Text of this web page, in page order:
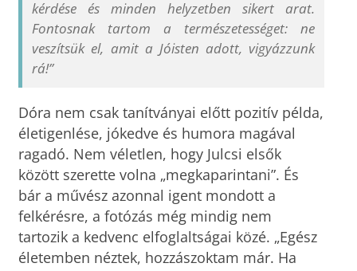
kérdése és minden helyzetben sikert arat.
Fontosnak tartom a természetességet: ne
veszítsük el, amit a Jóisten adott, vigyázzunk
rá!”
Dóra nem csak tanítványai előtt pozitív példa,
életigenlése, jókedve és humora magával
ragadó. Nem véletlen, hogy Julcsi elsők
között szerette volna „megkaparintani”. És
bár a művész azonnal igent mondott a
felkérésre, a fotózás még mindig nem
tartozik a kedvenc elfoglaltságai közé. „Egész
életemben néztek, hozzászoktam már. Ha